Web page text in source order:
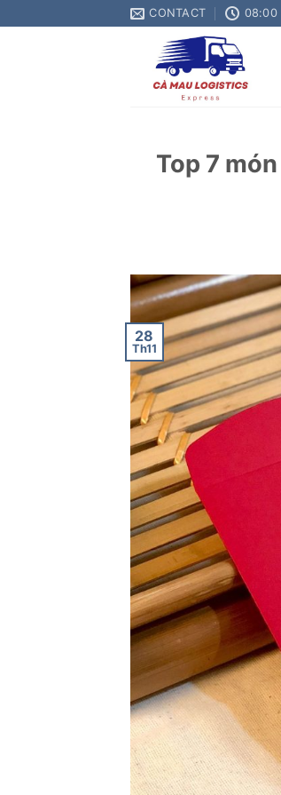
to
CONTACT 08:00
Top 7
28
Th11